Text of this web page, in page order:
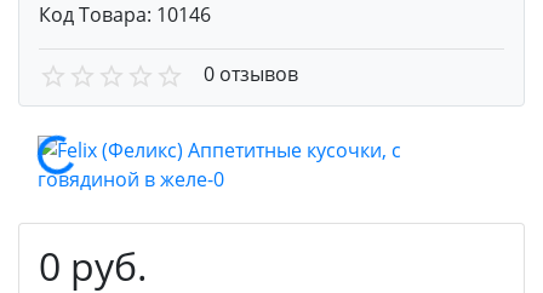
Код Товара: 10146
0 отзывов
0 руб.